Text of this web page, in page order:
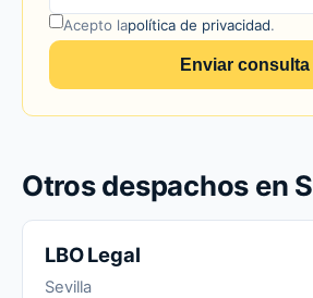
Acepto lapolítica de privacidad.
Enviar consulta
Otros despachos en
LBO Legal
Sevilla